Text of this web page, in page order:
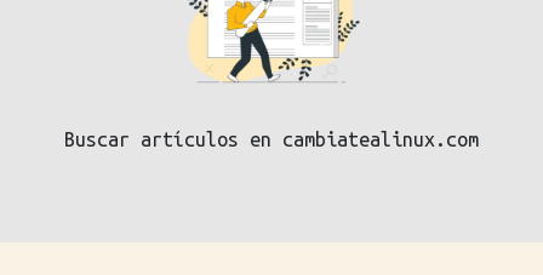
Buscar artículos en cambiatealinux.com